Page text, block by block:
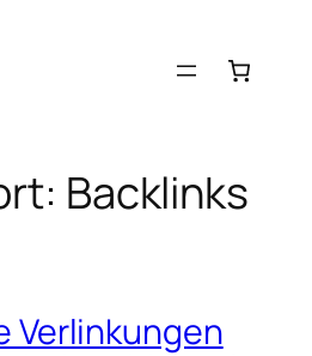
Backlinks
Verlinkungen